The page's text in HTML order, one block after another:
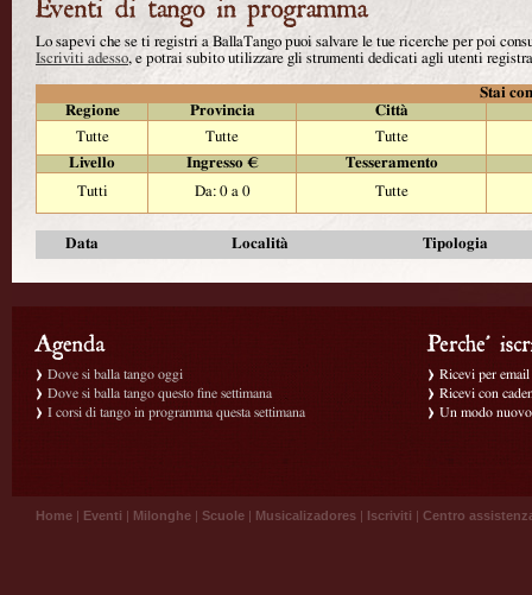
Lo sapevi che se ti registri a BallaTango puoi salvare le tue ricerche per poi
Iscriviti adesso, e potrai subito utilizzare gli strumenti dedicati agli utenti
Stai
Regione
Provincia
Città
Tutte
Tutte
Tutte
Livello
Ingresso €
Tesseramento
Tutti
Da: 0 a 0 Tutte
Data Località Tipologia
Dove si balla tango oggi
Dove si balla tango questo fine settimana
I corsi di tango in programma questa settimana
Ricevi per
Ricevi con
Un modo
Home | Eventi | Milonghe | Scuole | Musicalizadores | Iscriviti | Centro